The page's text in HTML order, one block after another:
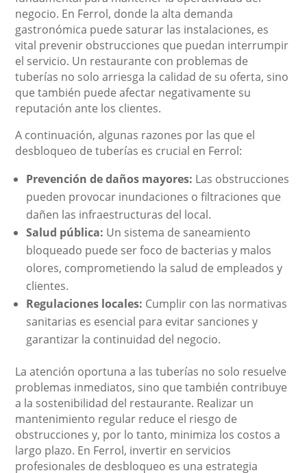
negocio. En Ferrol, donde la alta demanda
gastronómica puede saturar las instalaciones, es
vital prevenir obstrucciones que puedan interrumpir
el servicio. Un restaurante con problemas de
tuberías no solo arriesga la calidad de su oferta, sino
que también puede afectar negativamente su
reputación ante los clientes.
A continuación, algunas razones por las que el
desbloqueo de tuberías es crucial en Ferrol:
Prevención de daños mayores: Las obstrucciones
pueden provocar inundaciones o filtraciones que
dañen las infraestructuras del local.
Salud pública: Un sistema de saneamiento
bloqueado puede ser foco de bacterias y malos
olores, comprometiendo la salud de empleados y
clientes.
Regulaciones locales: Cumplir con las normativas
sanitarias es esencial para evitar sanciones y
garantizar la continuidad del negocio.
La atención oportuna a las tuberías no solo resuelve
problemas inmediatos, sino que también contribuye
a la sostenibilidad del restaurante. Realizar un
mantenimiento regular reduce el riesgo de
obstrucciones y, por lo tanto, minimiza los costos a
largo plazo. En Ferrol, invertir en servicios
profesionales de desbloqueo es una estrategia